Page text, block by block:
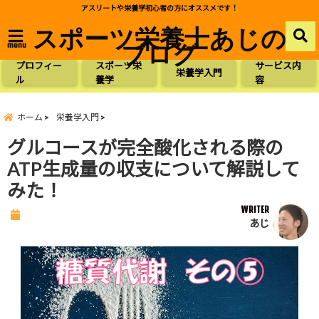
アスリートや栄養学初心者の方にオススメです！
menu スポーツ栄養士あじの
ブログ
プロフィー
ル
スポーツ栄
養学
栄養学入門
サービス内
容
ホーム 栄養学入門
グルコースが完全酸化される際の
ATP生成量の収支について解説して
みた！
WRITER
あじ